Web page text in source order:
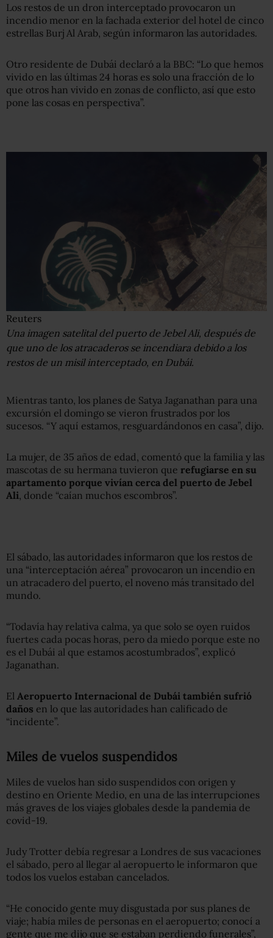
Los restos de un dron interceptado provocaron un
incendio menor en la fachada exterior del hotel de cinco
estrellas Burj Al Arab, según informaron las autoridades.
Otro residente de Dubái declaró a la BBC: “Lo que hemos
vivido en las últimas 24 horas es solo una fracción de lo
que otros han vivido en zonas de conflicto, así que esto
pone las cosas en perspectiva”.
Reuters
Una imagen satelital del puerto de Jebel Ali, después de
que uno de los atracaderos se incendiara debido a los
restos de un misil interceptado, en Dubái.
Mientras tanto, los planes de Satya Jaganathan para una
excursión el domingo se vieron frustrados por los
sucesos. “Y aquí estamos, resguardándonos en casa”, dijo.
La mujer, de 35 años de edad, comentó que la familia y las
mascotas de su hermana tuvieron que refugiarse en su
apartamento porque vivían cerca del puerto de Jebel
Ali, donde “caían muchos escombros”.
El sábado, las autoridades informaron que los restos de
una “interceptación aérea” provocaron un incendio en
un atracadero del puerto, el noveno más transitado del
mundo.
“Todavía hay relativa calma, ya que solo se oyen ruidos
fuertes cada pocas horas, pero da miedo porque este no
es el Dubái al que estamos acostumbrados”, explicó
Jaganathan.
El Aeropuerto Internacional de Dubái también sufrió
daños en lo que las autoridades han calificado de
“incidente”.
Miles de vuelos suspendidos
Miles de vuelos han sido suspendidos con origen y
destino en Oriente Medio, en una de las interrupciones
más graves de los viajes globales desde la pandemia de
covid-19.
Judy Trotter debía regresar a Londres de sus vacaciones
el sábado, pero al llegar al aeropuerto le informaron que
todos los vuelos estaban cancelados.
“He conocido gente muy disgustada por sus planes de
viaje; había miles de personas en el aeropuerto; conocí a
gente que me dijo que se estaban perdiendo funerales”,